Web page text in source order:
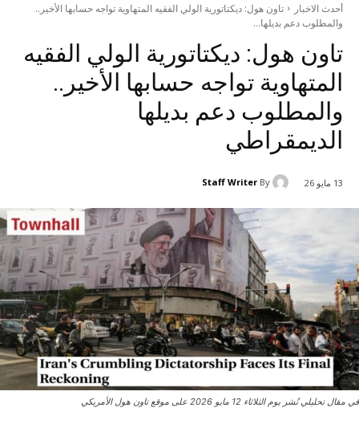
أحدث الاخبار
تاون هول: ديكتاتورية الولي الفقيه المتهاوية تواجه حسابها الأخير..
والمطلوب دعم بديلها...
تاون هول: ديكتاتورية الولي الفقيه
المتهاوية تواجه حسابها الأخير..
والمطلوب دعم بديلها
الديمقراطي
13 مايو 26 By
Staff Writer
في مقال تحليلي نُشر يوم الثلاثاء 12 مايو 2026 على موقع تاون هول الأمريكي